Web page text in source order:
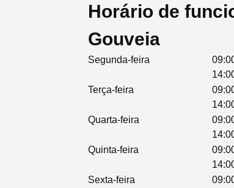
Horário de
Gouveia
Segunda-feira
Terça-feira
Quarta-feira
Quinta-feira
Sexta-feira